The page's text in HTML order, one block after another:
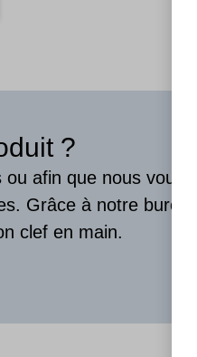
?
afin que nous vous
Grâce à notre bureau
clef en main.